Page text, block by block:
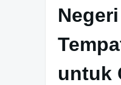
untuk